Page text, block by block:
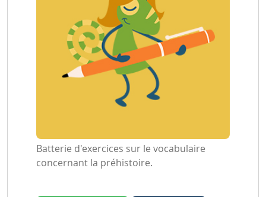
Batterie d'exercices sur le vocabulaire
concernant la préhistoire.